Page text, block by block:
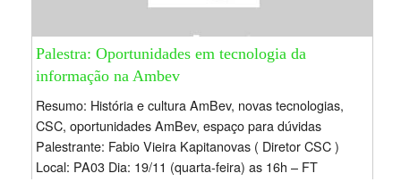
Palestra: Oportunidades em tecnologia da
informação na Ambev
Resumo: História e cultura AmBev, novas tecnologias,
CSC, oportunidades AmBev, espaço para dúvidas
Palestrante: Fabio Vieira Kapitanovas ( Diretor CSC )
Local: PA03 Dia: 19/11 (quarta-feira) as 16h – FT